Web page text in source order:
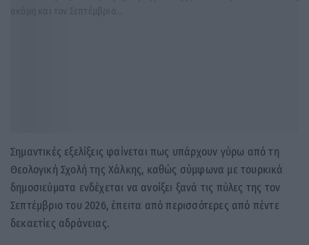
Σημαντικές εξελίξεις φαίνεται πως υπάρχουν γύρω από τη
Θεολογική Σχολή της Χάλκης, καθώς σύμφωνα με τουρκικά
δημοσιεύματα ενδέχεται να ανοίξει ξανά τις πύλες της τον
Σεπτέμβριο του 2026, έπειτα από περισσότερες από πέντε
δεκαετίες αδράνειας.